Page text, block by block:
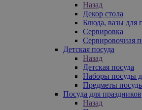
Назад
Декор стола
Блюда, вазы для
Сервировка
Сервировочная
Детская посуда
Назад
Детская посуда
Наборы посуды
Предметы
Посуда для праздников
Назад